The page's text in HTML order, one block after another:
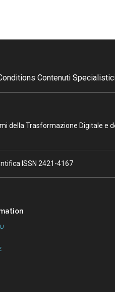
Contenuti
della Trasformazione Digitale e
ISSN 2421-4167